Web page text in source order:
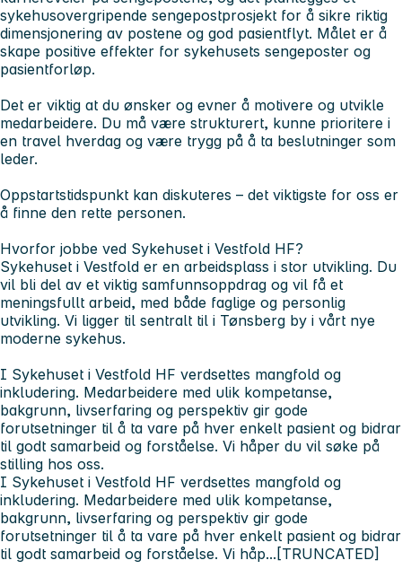
sykehusovergripende sengepostprosjekt for å sikre riktig
dimensjonering av postene og god pasientflyt. Målet er å
skape positive effekter for sykehusets sengeposter og
pasientforløp.
Det er viktig at du ønsker og evner å motivere og utvikle
medarbeidere. Du må være strukturert, kunne prioritere i
en travel hverdag og være trygg på å ta beslutninger som
leder.
Oppstartstidspunkt kan diskuteres – det viktigste for oss er
å finne den rette personen.
Hvorfor jobbe ved Sykehuset i Vestfold HF?
Sykehuset i Vestfold er en arbeidsplass i stor utvikling. Du
vil bli del av et viktig samfunnsoppdrag og vil få et
meningsfullt arbeid, med både faglige og personlig
utvikling. Vi ligger til sentralt til i Tønsberg by i vårt nye
moderne sykehus.
I Sykehuset i Vestfold HF verdsettes mangfold og
inkludering. Medarbeidere med ulik kompetanse,
bakgrunn, livserfaring og perspektiv gir gode
forutsetninger til å ta vare på hver enkelt pasient og bidrar
til godt samarbeid og forståelse. Vi håper du vil søke på
stilling hos oss.
I Sykehuset i Vestfold HF verdsettes mangfold og
inkludering. Medarbeidere med ulik kompetanse,
bakgrunn, livserfaring og perspektiv gir gode
forutsetninger til å ta vare på hver enkelt pasient og bidrar
til godt samarbeid og forståelse. Vi håp...[TRUNCATED]